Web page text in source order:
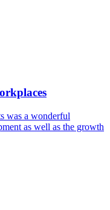
was a wonderful
as well as the growth